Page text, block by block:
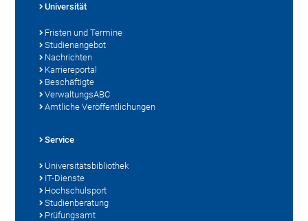
Universität
Fristen und Termine
Studienangebot
Nachrichten
Karriereportal
Beschäftigte
VerwaltungsABC
Amtliche Veröffentlichungen
Service
Universitätsbibliothek
IT-Dienste
Hochschulsport
Studienberatung
Prüfungsamt